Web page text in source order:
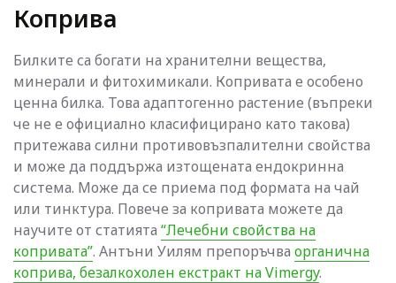
Коприва
Билките са богати на хранителни вещества,
минерали и фитохимикали. Копривата е особено
ценна билка. Това адаптогенно растение (въпреки
че не е официално класифицирано като такова)
притежава силни противовъзпалителни свойства
и може да поддържа изтощената ендокринна
система. Може да се приема под формата на чай
или тинктура. Повече за копривата можете да
научите от статията “Лечебни свойства на
копривата”. Антъни Уилям препоръчва органична
коприва, безалкохолен екстракт на Vimergy.